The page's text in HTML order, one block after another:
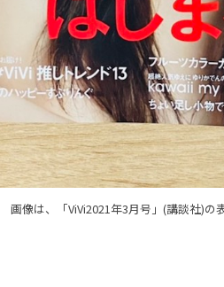
画像は、「ViVi2021年3月号」(講談社)の